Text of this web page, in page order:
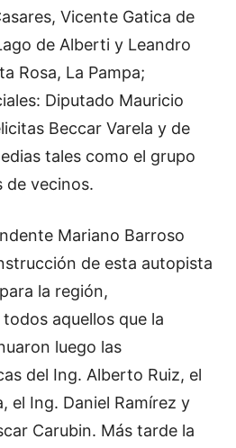
Vicente Gatica de
de Alberti y Leandro
Rosa, La Pampa;
Diputado Mauricio
Beccar Varela y de
tales como el grupo
de vecinos.
Mariano Barroso
de esta autopista
la región,
aquellos que la
luego las
del Ing. Alberto Ruiz, el
el Ing. Daniel Ramírez y
Carubin. Más tarde la